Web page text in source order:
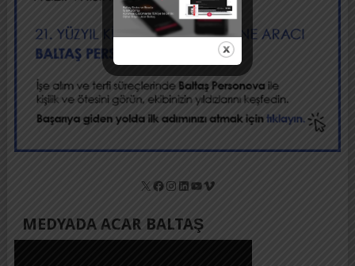
X Facebook
Instagram
LinkedIn
YouTube
Vimeo
MEDYADA ACAR BALTAŞ